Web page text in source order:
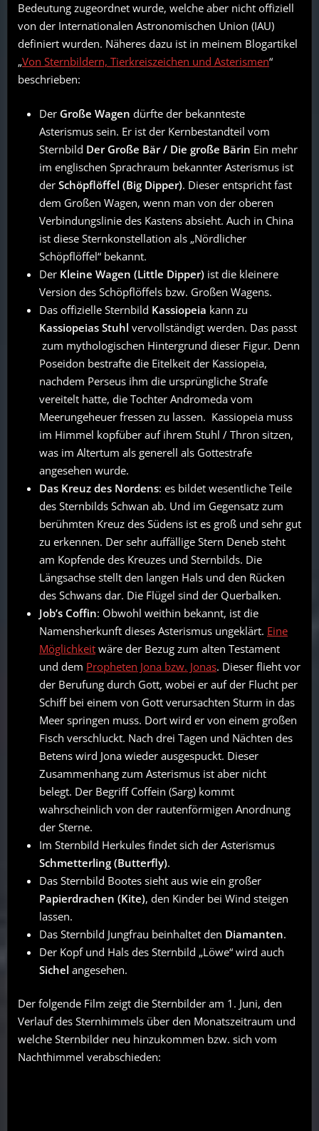
Bedeutung zugeordnet wurde, welche aber nicht offiziell
von der Internationalen Astronomischen Union (IAU)
definiert wurden. Näheres dazu ist in meinem Blogartikel
„Von Sternbildern, Tierkreiszeichen und Asterismen“
beschrieben:
Der Große Wagen dürfte der bekannteste
Asterismus sein. Er ist der Kernbestandteil vom
Sternbild Der Große Bär / Die große Bärin Ein mehr
im englischen Sprachraum bekannter Asterismus ist
der Schöpflöffel (Big Dipper). Dieser entspricht fast
dem Großen Wagen, wenn man von der oberen
Verbindungslinie des Kastens absieht. Auch in China
ist diese Sternkonstellation als „Nördlicher
Schöpflöffel“ bekannt.
Der Kleine Wagen (Little Dipper) ist die kleinere
Version des Schöpflöffels bzw. Großen Wagens.
Das offizielle Sternbild Kassiopeia kann zu
Kassiopeias Stuhl vervollständigt werden. Das passt
zum mythologischen Hintergrund dieser Figur. Denn
Poseidon bestrafte die Eitelkeit der Kassiopeia,
nachdem Perseus ihm die ursprüngliche Strafe
vereitelt hatte, die Tochter Andromeda vom
Meerungeheuer fressen zu lassen. Kassiopeia muss
im Himmel kopfüber auf ihrem Stuhl / Thron sitzen,
was im Altertum als generell als Gottestrafe
angesehen wurde.
Das Kreuz des Nordens: es bildet wesentliche Teile
des Sternbilds Schwan ab. Und im Gegensatz zum
berühmten Kreuz des Südens ist es groß und sehr gut
zu erkennen. Der sehr auffällige Stern Deneb steht
am Kopfende des Kreuzes und Sternbilds. Die
Längsachse stellt den langen Hals und den Rücken
des Schwans dar. Die Flügel sind der Querbalken.
Job’s Coffin: Obwohl weithin bekannt, ist die
Namensherkunft dieses Asterismus ungeklärt. Eine
Möglichkeit wäre der Bezug zum alten Testament
und dem Propheten Jona bzw. Jonas. Dieser flieht vor
der Berufung durch Gott, wobei er auf der Flucht per
Schiff bei einem von Gott verursachten Sturm in das
Meer springen muss. Dort wird er von einem großen
Fisch verschluckt. Nach drei Tagen und Nächten des
Betens wird Jona wieder ausgespuckt. Dieser
Zusammenhang zum Asterismus ist aber nicht
belegt. Der Begriff Coffein (Sarg) kommt
wahrscheinlich von der rautenförmigen Anordnung
der Sterne.
Im Sternbild Herkules findet sich der Asterismus
Schmetterling (Butterfly).
Das Sternbild Bootes sieht aus wie ein großer
Papierdrachen (Kite), den Kinder bei Wind steigen
lassen.
Das Sternbild Jungfrau beinhaltet den Diamanten.
Der Kopf und Hals des Sternbild „Löwe“ wird auch
Sichel angesehen.
Der folgende Film zeigt die Sternbilder am 1. Juni, den
Verlauf des Sternhimmels über den Monatszeitraum und
welche Sternbilder neu hinzukommen bzw. sich vom
Nachthimmel verabschieden: